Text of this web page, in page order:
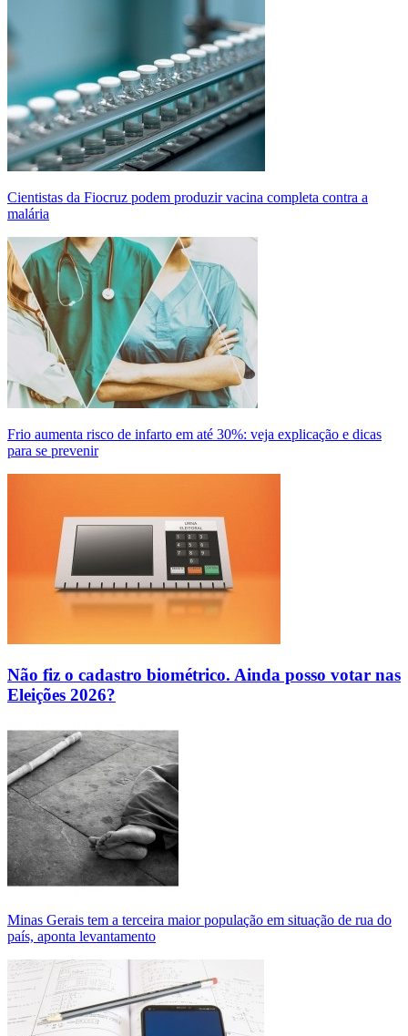
Cientistas da Fiocruz podem produzir vacina completa contra a
malária
Frio aumenta risco de infarto em até 30%: veja explicação e dicas
para se prevenir
Não fiz o cadastro biométrico. Ainda posso votar nas
Eleições 2026?
Minas Gerais tem a terceira maior população em situação de rua do
país, aponta levantamento